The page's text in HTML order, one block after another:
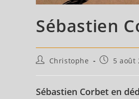
Sébastien
Auteur/autrice
la
publication :
Christophe 5 août
Sébastien Corbet en